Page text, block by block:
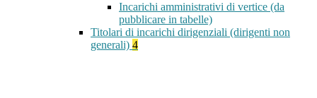
Incarichi amministrativi di vertice (da
pubblicare in tabelle)
Titolari di incarichi dirigenziali (dirigenti non
generali) 4